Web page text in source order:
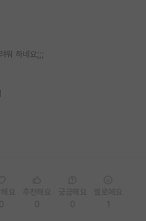
워 하네요;;;